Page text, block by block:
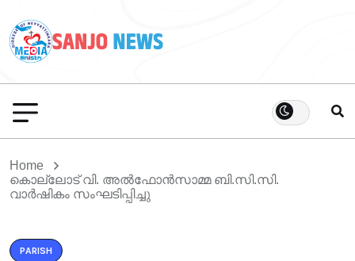
Home
കൊല്ലോട് വി. അൽഫോൻസാമ്മ ബി.സി.സി.
വാർഷികം സംഘടിപ്പിച്ചു
PARISH